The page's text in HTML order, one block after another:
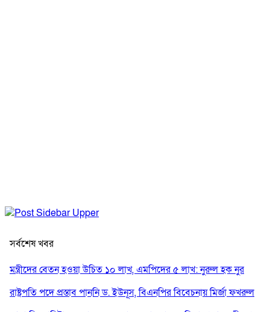
সর্বশেষ খবর
মন্ত্রীদের বেতন হওয়া উচিত ১০ লাখ, এমপিদের ৫ লাখ: নুরুল হক নুর
রাষ্ট্রপতি পদে প্রস্তাব পাননি ড. ইউনূস, বিএনপির বিবেচনায় মির্জা ফখরুল